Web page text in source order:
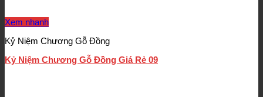
Xem nhanh
Kỷ Niệm Chương Gỗ Đồng
Kỷ Niệm Chương Gỗ Đồng Giá Rẻ 09